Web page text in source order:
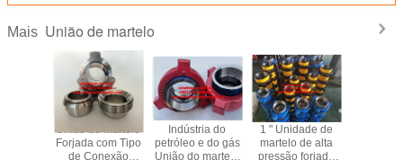
Mais União de martelo
União de Martelo
Forjada com Tipo
de Conexão
Indústria do
petróleo e do gás
União do martelo
1 " Unidade de
martelo de alta
pressão forjada